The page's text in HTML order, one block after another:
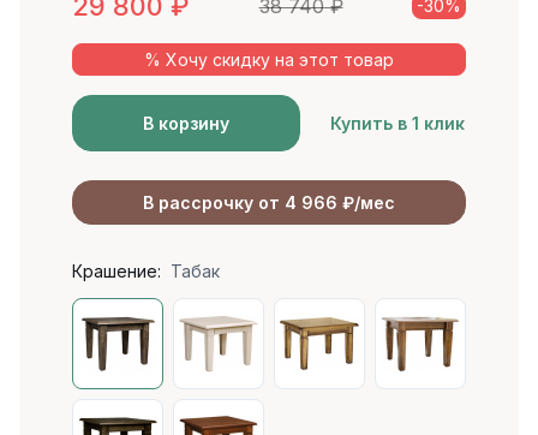
38 740₽ -30%
% Хочу скидку на этот товар
В корзину Купить в 1 клик
В рассрочку от 4 966 ₽/мес
Крашение: Табак